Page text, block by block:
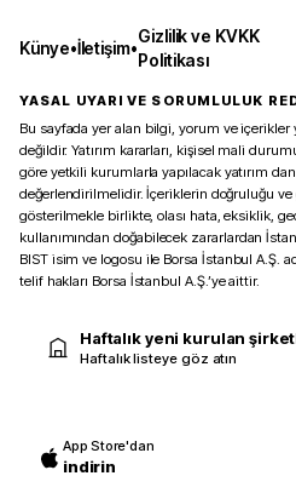
Künye•İletişim•
Gizlilik ve KVKK
Politikası
YASAL UYARI VE SORUMLULUK
Bu sayfada yer alan bilgi, yorum ve içerikler
değildir. Yatırım kararları, kişisel mali
göre yetkili kurumlarla yapılacak yatırım
değerlendirilmelidir. İçeriklerin doğruluğu
gösterilmekle birlikte, olası hata, eksiklik,
kullanımından doğabilecek zararlardan
BIST isim ve logosu ile Borsa İstanbul A.Ş.
telif hakları Borsa İstanbul A.Ş.’ye aittir.
Haftalık yeni kurulan
Haftalık listeye göz atın
App Store'dan
indirin